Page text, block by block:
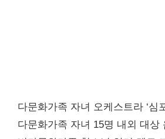
다문화가족 자녀 오케스트라 ‘심
다문화가족 자녀 15명 내외 대상